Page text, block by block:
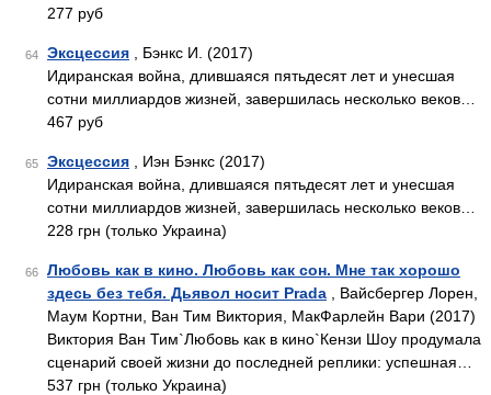
277 руб
64 Эксцессия , Бэнкс И. (2017)
Идиранская война, длившаяся пятьдесят лет и унесшая
сотни миллиардов жизней, завершилась несколько веков…
467 руб
65 Эксцессия , Иэн Бэнкс (2017)
Идиранская война, длившаяся пятьдесят лет и унесшая
сотни миллиардов жизней, завершилась несколько веков…
228 грн (только Украина)
66
Любовь как в кино. Любовь как сон. Мне так хорошо
здесь без тебя. Дьявол носит Prada , Вайсбергер Лорен,
Маум Кортни, Ван Тим Виктория, МакФарлейн Вари (2017)
Виктория Ван Тим`Любовь как в кино`Кензи Шоу продумала
сценарий своей жизни до последней реплики: успешная…
537 грн (только Украина)